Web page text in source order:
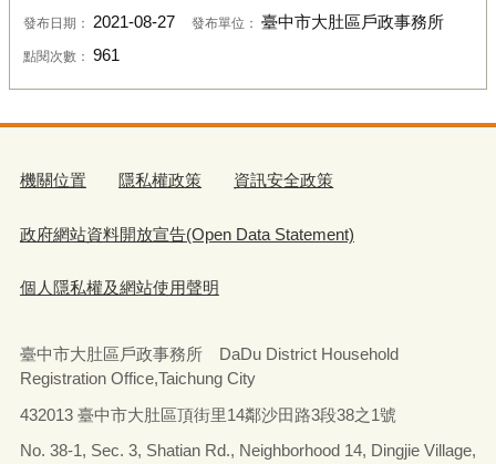
發布日期： 2021-08-27 發布單位： 臺中市大肚區戶政事務所
點閱次數： 961
機關位置 隱私權政策 資訊安全政策
政府網站資料開放宣告(Open Data Statement)
個人隱私權及網站使用聲明
臺中市大肚區戶政事務所 DaDu District Household
Registration Office,Taichung City
432013 臺中市大肚區頂街里14鄰沙田路3段38之1號
No. 38-1, Sec. 3, Shatian Rd., Neighborhood 14, Dingjie Village,